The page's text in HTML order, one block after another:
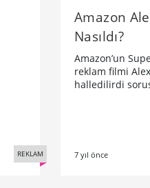
REKLAM
Amazon
Nasıldı?
Amazon’un
reklam filmi
halledilirdi
7 yıl önce